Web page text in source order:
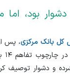
بود، اما
کل بانک مرکزی، پس
و دشوار توصیف